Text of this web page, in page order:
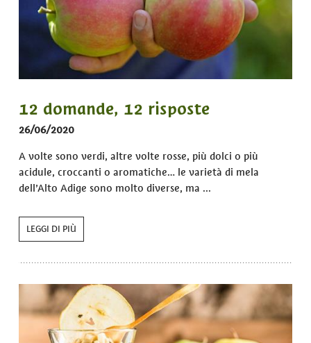
12 domande, 12 risposte
26/06/2020
A volte sono verdi, altre volte rosse, più dolci o più
acidule, croccanti o aromatiche… le varietà di mela
dell’Alto Adige sono molto diverse, ma ...
LEGGI DI PIÙ